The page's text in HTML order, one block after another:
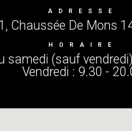
ADRESSE
Chaussée De Mons
HORAIRE
samedi (sauf
Vendredi : 9.30 -